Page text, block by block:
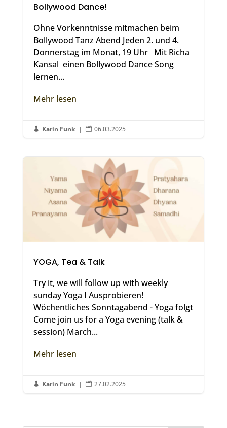
Bollywood Dance!
Ohne Vorkenntnisse mitmachen beim
Bollywood Tanz Abend Jeden 2. und 4.
Donnerstag im Monat, 19 Uhr Mit Richa
Kansal einen Bollywood Dance Song
lernen...
Mehr lesen
 Karin Funk |  06.03.2025
YOGA, Tea & Talk
Try it, we will follow up with weekly
sunday Yoga I Ausprobieren!
Wöchentliches Sonntagabend - Yoga folgt
Come join us for a Yoga evening (talk &
session) March...
Mehr lesen
 Karin Funk |  27.02.2025